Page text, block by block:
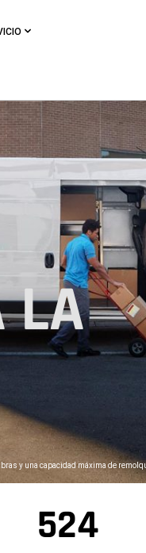
y una capacidad máxima de
LA
524